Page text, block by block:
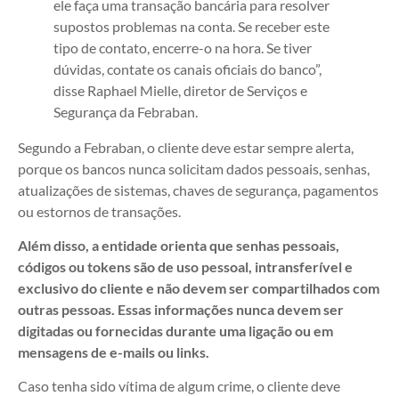
ele faça uma transação bancária para resolver
supostos problemas na conta. Se receber este
tipo de contato, encerre-o na hora. Se tiver
dúvidas, contate os canais oficiais do banco”,
disse Raphael Mielle, diretor de Serviços e
Segurança da Febraban.
Segundo a Febraban, o cliente deve estar sempre alerta,
porque os bancos nunca solicitam dados pessoais, senhas,
atualizações de sistemas, chaves de segurança, pagamentos
ou estornos de transações.
Além disso, a entidade orienta que senhas pessoais,
códigos ou tokens são de uso pessoal, intransferível e
exclusivo do cliente e não devem ser compartilhados com
outras pessoas. Essas informações nunca devem ser
digitadas ou fornecidas durante uma ligação ou em
mensagens de e-mails ou links.
Caso tenha sido vítima de algum crime, o cliente deve